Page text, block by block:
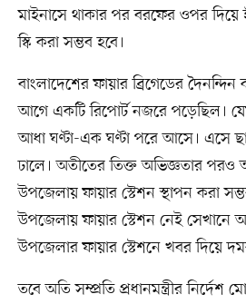
মাইনাসে থাকার পর বরফের ওপর দিয়ে
স্কি করা সম্ভব হবে।
বাংলাদেশের ফায়ার ব্রিগেডের
আগে একটি রিপোর্ট নজরে পড়েছিল।
আধা ঘণ্টা-এক ঘণ্টা পরে আসে। এসে
ঢালে। অতীতের তিক্ত অভিজ্ঞতার পরও
উপজেলায় ফায়ার স্টেশন স্থাপন করা
উপজেলায় ফায়ার স্টেশন নেই সেখানে
উপজেলার ফায়ার স্টেশনে খবর দিয়ে
তবে অতি সম্প্রতি প্রধানমন্ত্রীর নির্দেশ